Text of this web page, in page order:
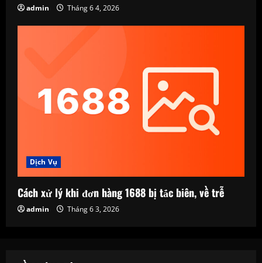
admin Tháng 6 4, 2026
Dịch Vụ
Cách xử lý khi đơn hàng 1688 bị tắc biên, về trễ
admin Tháng 6 3, 2026